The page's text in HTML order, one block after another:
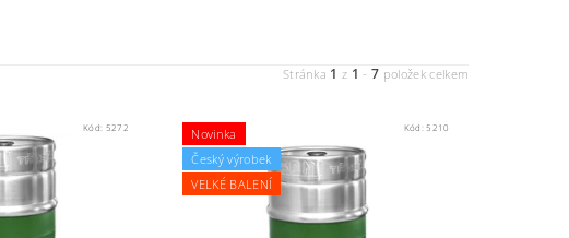
Stránka 1 z 1 -7 položek celkem
Kód: 5272
Novinka
Český výrobek
VELKÉ BALENÍ
Kód:5210